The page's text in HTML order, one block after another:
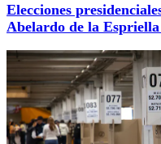
Elecciones
Abelardo de la